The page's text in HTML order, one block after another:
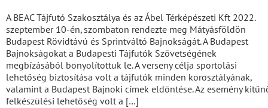
A BEAC Tájfutó Szakosztálya és az Ábel Térképészeti Kft 2022.
szeptember 10-én, szombaton rendezte meg Mátyásföldön
Budapest Rövidtávú és Sprintváltó Bajnokságát. A Budapest
Bajnokságokat a Budapesti Tájfutók Szövetségének
megbízásából bonyolítottuk le. A verseny célja sportolási
lehetőség biztosítása volt a tájfutók minden korosztályának,
valamint a Budapest Bajnoki címek eldöntése. Az esemény
felkészülési lehetőség volt a […]